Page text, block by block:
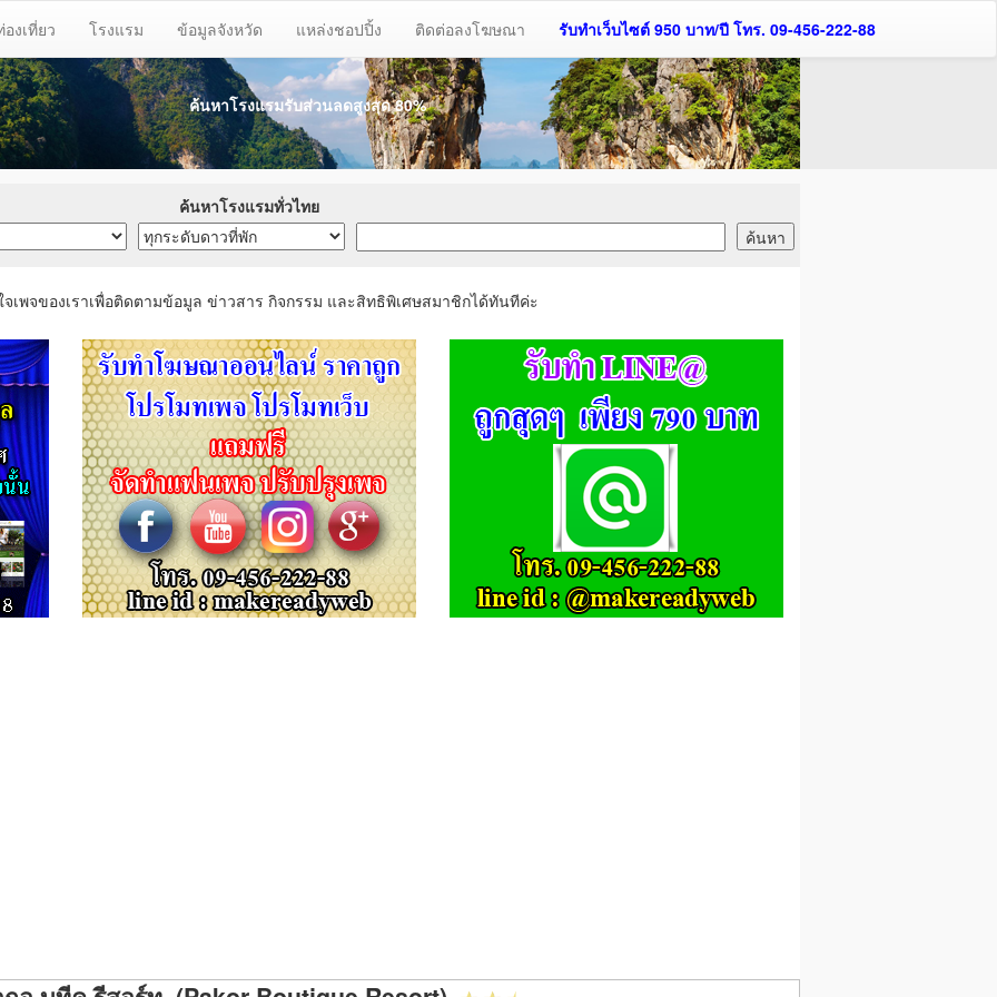
องเที่ยว โรงแรม ข้อมูลจังหวัด แหล่งชอปปิ้ง ติดต่อลงโฆษณา รับทำเว็บไซต์ 950 บาท/ปี โทร. 09-456-222-88
ค้นหาโรงแรมรับส่วนลดสูงสุด 80%
ค้นหาโรงแรมทั่วไทย
จเพจของเราเพื่อติดตามข้อมูล ข่าวสาร กิจกรรม และสิทธิพิเศษสมาชิกได้ทันทีค่ะ